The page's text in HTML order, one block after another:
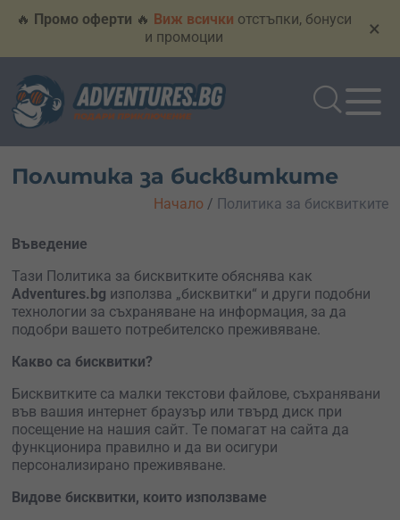
🔥 Промо оферти 🔥 Виж всички отстъпки, бонуси
и промоции
×
Политика за бисквитките
Начало / Политика за бисквитките
Въведение
Тази Политика за бисквитките обяснява как
Adventures.bg използва „бисквитки“ и други подобни
технологии за съхраняване на информация, за да
подобри вашето потребителско преживяване.
Какво са бисквитки?
Бисквитките са малки текстови файлове, съхранявани
във вашия интернет браузър или твърд диск при
посещение на нашия сайт. Те помагат на сайта да
функционира правилно и да ви осигури
персонализирано преживяване.
Видове бисквитки, които използваме